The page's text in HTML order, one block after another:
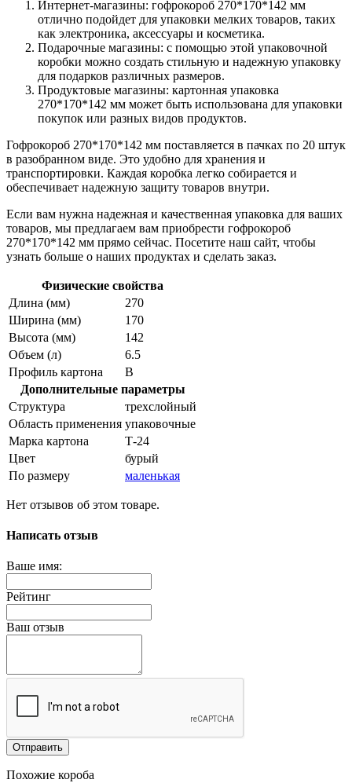
Интернет-магазины: гофрокороб 270*170*142 мм
отлично подойдет для упаковки мелких товаров, таких
как электроника, аксессуары и косметика.
Подарочные магазины: с помощью этой упаковочной
коробки можно создать стильную и надежную упаковку
для подарков различных размеров.
Продуктовые магазины: картонная упаковка
270*170*142 мм может быть использована для упаковки
покупок или разных видов продуктов.
Гофрокороб 270*170*142 мм поставляется в пачках по 20 штук
в разобранном виде. Это удобно для хранения и
транспортировки. Каждая коробка легко собирается и
обеспечивает надежную защиту товаров внутри.
Если вам нужна надежная и качественная упаковка для ваших
товаров, мы предлагаем вам приобрести гофрокороб
270*170*142 мм прямо сейчас. Посетите наш сайт, чтобы
узнать больше о наших продуктах и сделать заказ.
Физические свойства
Длина (мм)
270
Ширина (мм)
170
Высота (мм)
142
Объем (л)
6.5
Профиль картона
В
Дополнительные параметры
Структура
трехслойный
Область применения упаковочные
Марка картона
Т-24
Цвет
бурый
По размеру
маленькая
Нет отзывов об этом товаре.
Написать отзыв
Ваше имя:
Рейтинг
Ваш отзыв
Отправить
Похожие короба